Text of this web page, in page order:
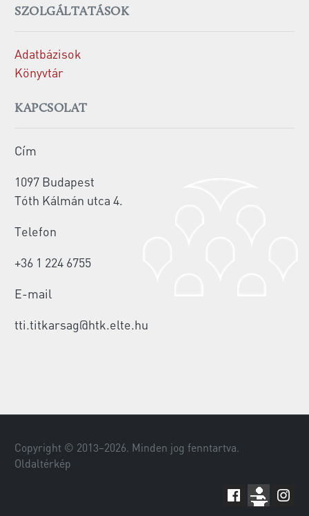
SZOLGÁLTATÁSOK
Adatbázisok
Könyvtár
KAPCSOLAT
Cím
1097 Budapest
Tóth Kálmán utca 4.
Telefon
+36 1 224 6755
E-mail
tti.titkarsag@htk.elte.hu
Copyright © 2013–2026. Minden jog fenntartva.
Oldaltérkép